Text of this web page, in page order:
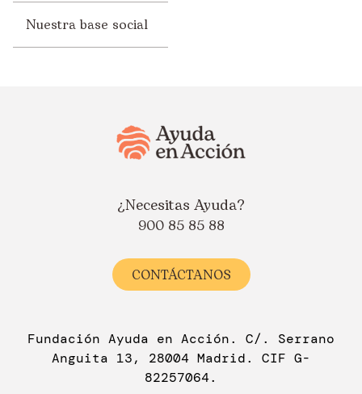
Nuestra base social
¿Necesitas Ayuda?
900 85 85 88
CONTÁCTANOS
Fundación Ayuda en Acción. C/. Serrano
Anguita 13, 28004 Madrid. CIF G-
82257064.